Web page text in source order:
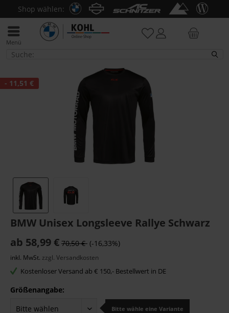
Shop wählen:
Menü
Sweatshirts
- 11,51 €
BMW Unisex Longsleeve Rallye Schwarz
ab 58,99 € 70,50 € (-16,33%)
inkl. MwSt. zzgl. Versandkosten
Kostenloser Versand ab € 150,- Bestellwert in DE
Größenangabe:
Bitte wähle eine Variante